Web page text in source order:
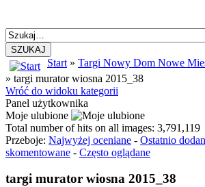
SZUKAJ
Start » Targi Nowy Dom Nowe
» targi murator wiosna 2015_38
Wróć do widoku kategorii
Panel użytkownika
Moje ulubione
Total number of hits on all images: 3,791,119
Przeboje: Najwyżej oceniane - Ostatnio
skomentowane - Często oglądane
targi murator wiosna 2015_38